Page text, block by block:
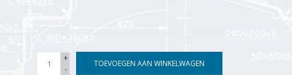
+
-
TOEVOEGEN AAN WINKELWAGEN